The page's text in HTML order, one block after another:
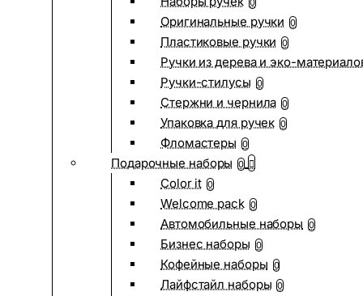
0
Оригинальные ручки 0
Пластиковые ручки 0
Ручки из дерева и эко-
Ручки-стилусы 0
Стержни и чернила 0
Упаковка для ручек 0
Фломастеры 0
Подарочные наборы 0
Color it 0
Welcome pack 0
Автомобильные наборы 0
Бизнес наборы 0
Кофейные наборы 0
Лайфстайл наборы 0